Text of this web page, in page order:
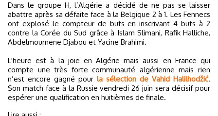
Dans le groupe H, l’Algérie a décidé de ne pas se laisser
abattre après sa défaite face à la Belgique 2 à 1. Les Fennecs
ont explosé le compteur de buts en inscrivant 4 buts à 2
contre la Corée du Sud grâce à Islam Slimani, Rafik Halliche,
Abdelmoumene Djabou et Yacine Brahimi.
L'heure est à la joie en Algérie mais aussi en France qui
compte une très forte communauté algérienne mais rien
n’est encore gagné pour la sélection de Vahid Halilhodžić.
Son match face à la Russie vendredi 26 juin sera décisif pour
espérer une qualification en huitièmes de finale.